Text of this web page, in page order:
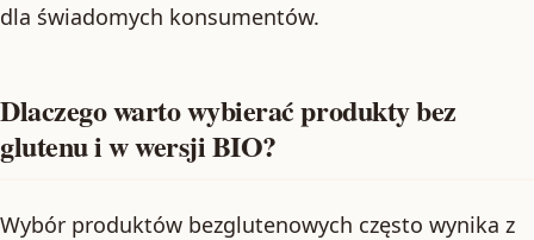
dla świadomych konsumentów.
Dlaczego warto wybierać produkty bez
glutenu i w wersji BIO?
Wybór produktów bezglutenowych często wynika z